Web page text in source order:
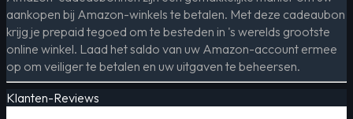
aankopen bij Amazon-winkels te betalen. Met deze cadeaubon
krijg je prepaid tegoed om te besteden in 's werelds grootste
online winkel. Laad het saldo van uw Amazon-account ermee
op om veiliger te betalen en uw uitgaven te beheersen.
Klanten-Reviews